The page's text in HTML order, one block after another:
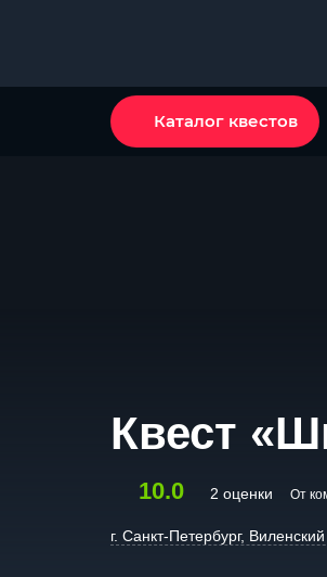
Каталог квестов
Квест
10.0 2 оценки От
г. Санкт-Петербург,